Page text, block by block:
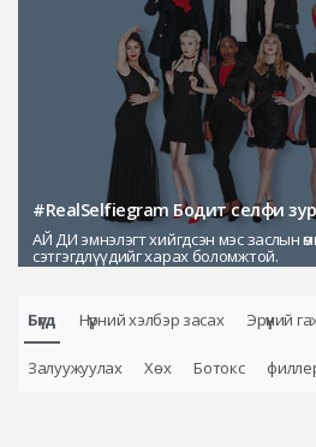
Ботокс , филлер
Галбиржуулах
Let Me In
Аюулгүй гоо сайхны мэс засал
Лавлах
#RealSelfiegram Бодит селфи
АЙ ДИ эмнэлэгт хийгдсэн мэс заслын
сэтгэгдлүүдийг харах боломжтой.
Бүгд Нүүрний хэлбэр засах Эрүүний
Залуужуулах Хөх Ботокс